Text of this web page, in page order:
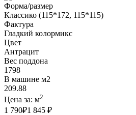
Форма/размер
Классико (115*172, 115*115)
Фактура
Гладкий колормикс
Цвет
Антрацит
Вес поддона
1798
В машине м2
209.88
Цена за: м2
1 790₽1 845 ₽